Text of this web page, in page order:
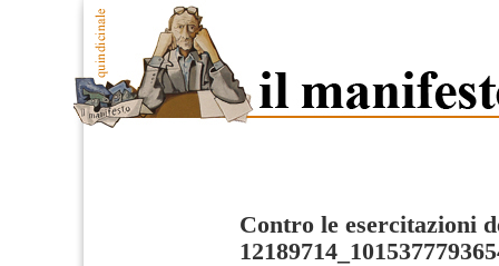
Contro le esercitazioni